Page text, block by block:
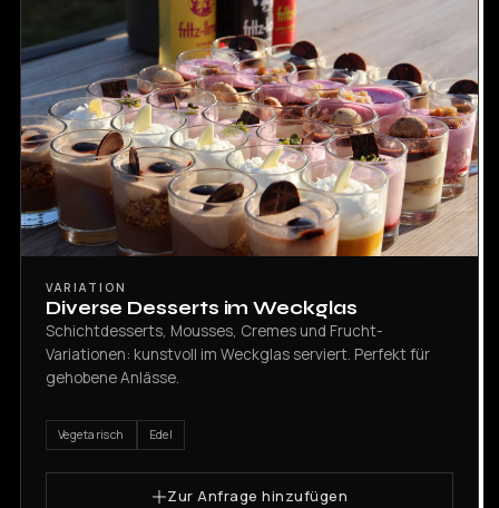
VARIATION
Diverse Desserts im Weckglas
Schichtdesserts, Mousses, Cremes und Frucht-
Variationen: kunstvoll im Weckglas serviert. Perfekt für
gehobene Anlässe.
Vegetarisch Edel
Zur Anfrage hinzufügen